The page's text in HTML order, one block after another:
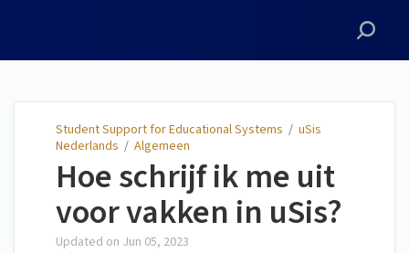
Student Support for Educational Systems / uSis
Nederlands / Algemeen
Hoe schrijf ik me uit
voor vakken in uSis?
Updated on Jun 05, 2023